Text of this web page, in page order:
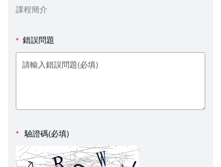
秘書處文書組
教學媒體處
電算中心
人事室
線上報修最新消息
常見問答
意見信箱
各單位意見信箱
諮詢信箱進度查詢
影音資訊
課程簡介
* 錯誤問題
* 驗證碼(必填)